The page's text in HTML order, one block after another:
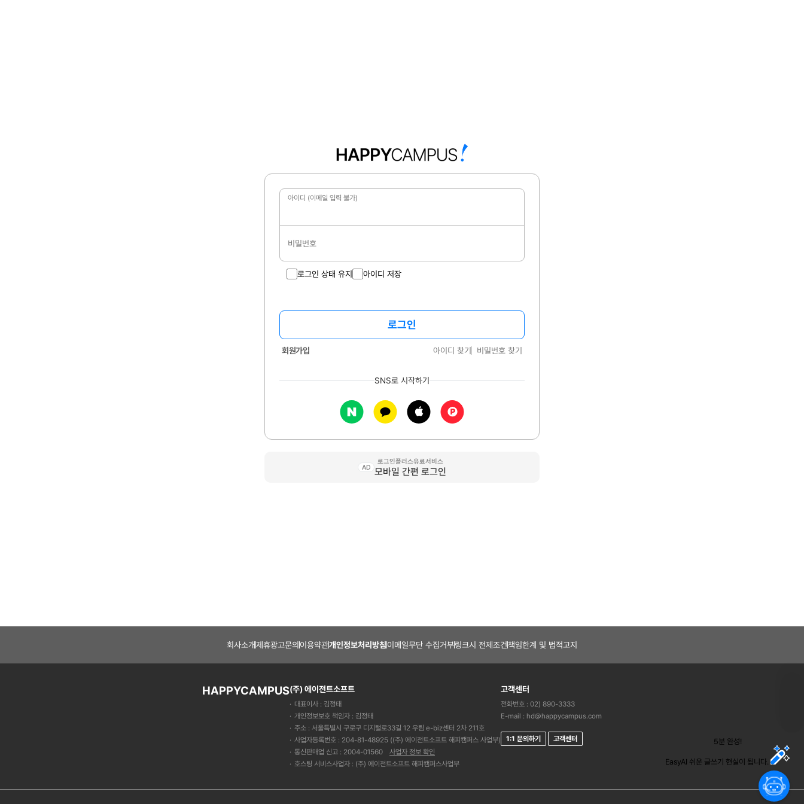
아이디 (이메일 입력 불가)
비밀번호
로그인 상태 유지 아이디 저장
로그인
회원가입 아이디 찾기 비밀번호 찾기
SNS로 시작하기
AD
로그인플러스유료서비스
모바일 간편 로그인
회사소개제휴광고문의 이용약관개인정보처리방침이메일무단 수집거부링크시 전제조건책임한계 및 법적고지
HAPPYCAMPUS(주) 에이전트소프트
대표이사 : 김정태
개인정보보호 책임자 : 김정태
주소 : 서울특별시 구로구 디지털로33길 12 우림 e-biz센터 2차 211호
사업자등록번호 : 204-81-48925 ((주) 에이전트소프트 해피캠퍼스 사업부)
통신판매업 신고 : 2004-01560
사업자 정보 확인
호스팅 서비스사업자 : (주) 에이전트소프트 해피캠퍼스사업부
고객센터
전화번호 : 02) 890-3333
E-mail : hd@happycampus.com
1:1 문의하기 고객센터
가
5분 완성!
EasyAI 쉬운 글쓰기 현실이 됩니다.